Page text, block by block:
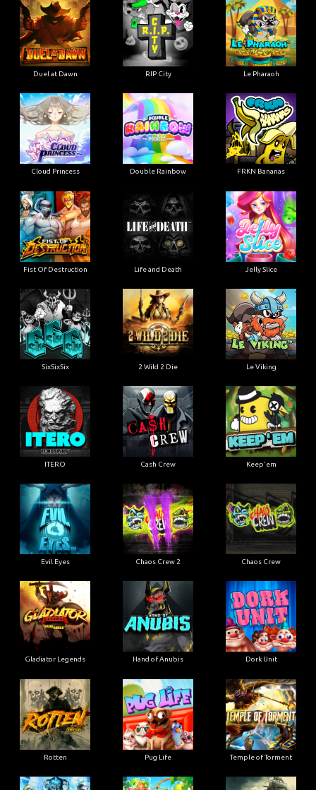
Duel at Dawn RIP City Le Pharaoh
Cloud Princess Double Rainbow FRKN Bananas
Fist Of Destruction Life and Death Jelly Slice
SixSixSix 2 Wild 2 Die Le Viking
ITERO Cash Crew Keep'em
Evil Eyes Chaos Crew 2 Chaos Crew
Gladiator Legends Hand of Anubis Dork Unit
Rotten Pug Life Temple of Torment